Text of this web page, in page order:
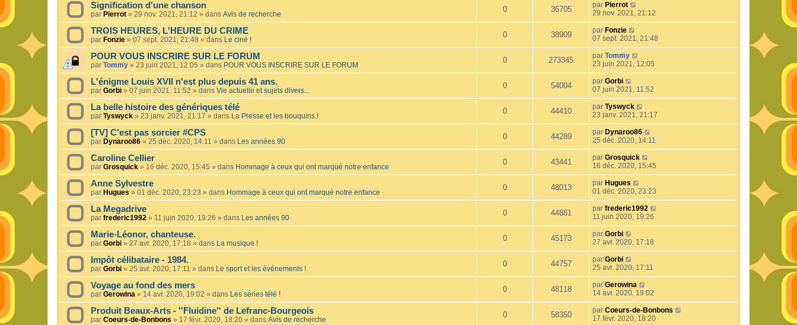
Signification d'une chanson
par Pierrot » 29 nov. 2021, 21:12 » dans Avis de recherche
0 36705 par Pierrot
29 nov. 2021, 21:12
TROIS HEURES, L'HEURE DU CRIME
par Fonzie » 07 sept. 2021, 21:48 » dans Le ciné !
0 38909 par Fonzie
07 sept. 2021, 21:48
POUR VOUS INSCRIRE SUR LE FORUM
par Tommy » 23 juin 2021, 12:05 » dans POUR VOUS INSCRIRE SUR LE FORUM
0 273345 par Tommy
23 juin 2021, 12:05
L'énigme Louis XVII n'est plus depuis 41 ans.
par Gorbi » 07 juin 2021, 11:52 » dans Vie actuelle et sujets divers...
0 54004 par Gorbi
07 juin 2021, 11:52
La belle histoire des génériques télé
par Tyswyck » 23 janv. 2021, 21:17 » dans La Presse et les bouquins !
0 44410 par Tyswyck
23 janv. 2021, 21:17
[TV] C'est pas sorcier #CPS
par Dynaroo86 » 25 déc. 2020, 14:11 » dans Les années 90
0 44289 par Dynaroo86
25 déc. 2020, 14:11
Caroline Cellier
par Grosquick » 16 déc. 2020, 15:45 » dans Hommage à ceux qui ont marqué notre enfance
0 43441 par Grosquick
16 déc. 2020, 15:45
Anne Sylvestre
par Hugues » 01 déc. 2020, 23:23 » dans Hommage à ceux qui ont marqué notre enfance
0 48013 par Hugues
01 déc. 2020, 23:23
La Megadrive
par frederic1992 » 11 juin 2020, 19:26 » dans Les années 90
0 44881 par frederic1992
11 juin 2020, 19:26
Marie-Léonor, chanteuse.
par Gorbi » 27 avr. 2020, 17:18 » dans La musique !
0 45173 par Gorbi
27 avr. 2020, 17:18
Impôt célibataire - 1984.
par Gorbi » 25 avr. 2020, 17:11 » dans Le sport et les événements !
0 44757 par Gorbi
25 avr. 2020, 17:11
Voyage au fond des mers
par Gerowina » 14 avr. 2020, 19:02 » dans Les séries télé !
0 48118 par Gerowina
14 avr. 2020, 19:02
Produit Beaux-Arts - ''Fluidine'' de Lefranc-Bourgeois
par Coeurs-de-Bonbons » 17 févr. 2020, 18:20 » dans Avis de recherche
0 58350 par Coeurs-de-Bonbons
17 févr. 2020, 18:20